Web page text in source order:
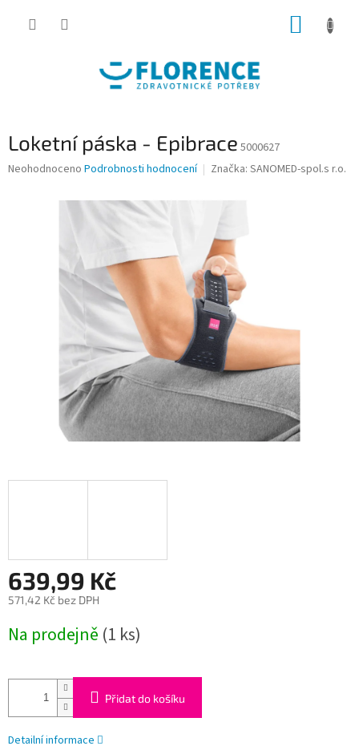
Loketní páska - Epibrace 5000627
Průměrné
Neohodnoceno Podrobnosti hodnocení Značka: SANOMED-spol.s r.o.
639,99 Kč
571,42 Kč bez DPH
cena:
Na prodejně (1 ks)
Přidat do košíku
Detailní informace